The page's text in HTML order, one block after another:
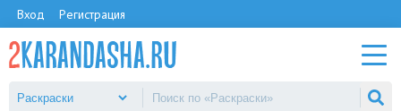
Вход Регистрация